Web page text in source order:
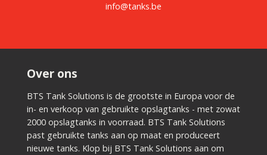
info@tanks.be
Over ons
BTS Tank Solutions is de grootste in Europa voor de
in- en verkoop van gebruikte opslagtanks - met zowat
2000 opslagtanks in voorraad. BTS Tank Solutions
past gebruikte tanks aan op maat en produceert
nieuwe tanks. Klop bij BTS Tank Solutions aan om